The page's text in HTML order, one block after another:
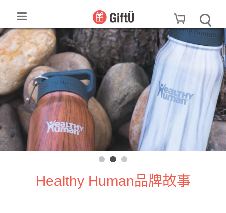
Healthy Human品牌故事